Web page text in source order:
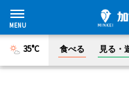
35°C 食べる 見る・